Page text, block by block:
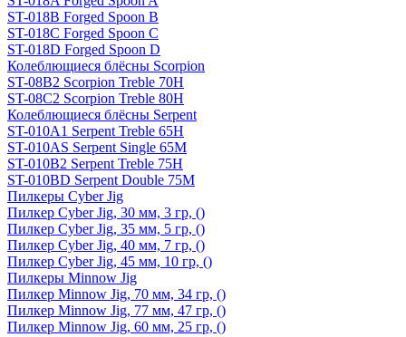
ST-018B Forged Spoon B
ST-018C Forged Spoon C
ST-018D Forged Spoon D
Колеблющиеся блёсны Scorpion
ST-08B2 Scorpion Treble 70H
ST-08C2 Scorpion Treble 80H
Колеблющиеся блёсны Serpent
ST-010A1 Serpent Treble 65H
ST-010AS Serpent Single 65M
ST-010B2 Serpent Treble 75H
ST-010BD Serpent Double 75M
Пилкеры Cyber Jig
Пилкер Cyber Jig, 30 мм, 3 гр, ()
Пилкер Cyber Jig, 35 мм, 5 гр, ()
Пилкер Cyber Jig, 40 мм, 7 гр, ()
Пилкер Cyber Jig, 45 мм, 10 гр, ()
Пилкеры Minnow Jig
Пилкер Minnow Jig, 70 мм, 34 гр, ()
Пилкер Minnow Jig, 77 мм, 47 гр, ()
Пилкер Minnow Jig, 60 мм, 25 гр, ()